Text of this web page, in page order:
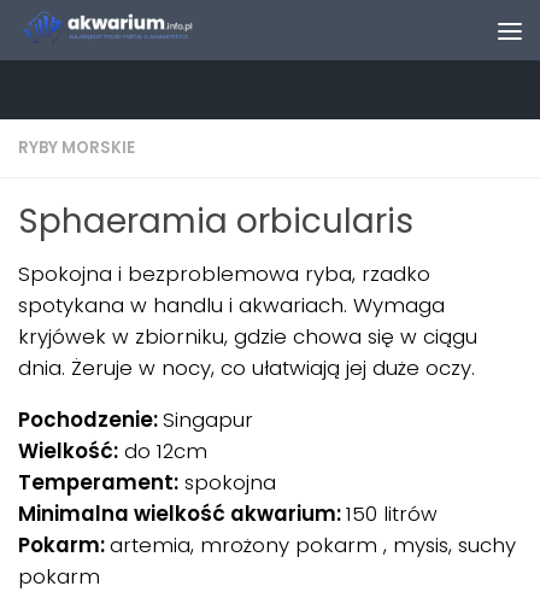
Skip to content
RYBY MORSKIE
Sphaeramia orbicularis
Spokojna i bezproblemowa ryba, rzadko
spotykana w handlu i akwariach. Wymaga
kryjówek w zbiorniku, gdzie chowa się w ciągu
dnia. Żeruje w nocy, co ułatwiają jej duże oczy.
Pochodzenie:Singapur
Wielkość: do 12cm
Temperament: spokojna
Minimalna wielkość akwarium:150 litrów
Pokarm:artemia, mrożony pokarm , mysis, suchy
pokarm